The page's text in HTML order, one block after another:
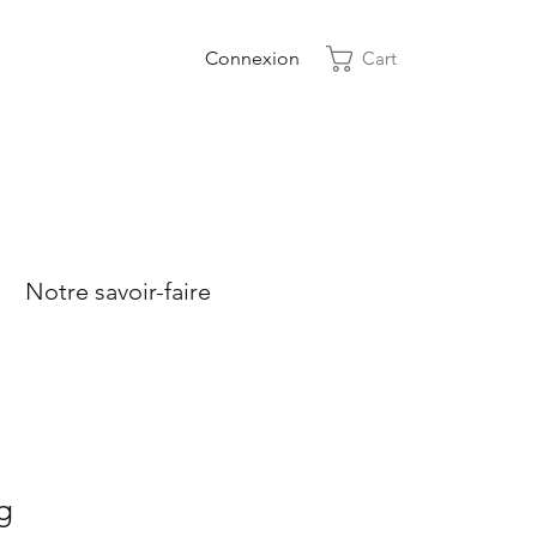
Cart
Connexion
Notre savoir-faire